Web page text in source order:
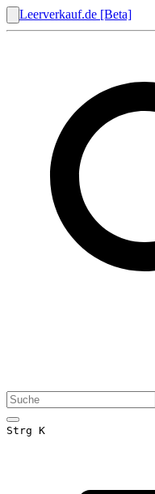
Leerverkauf.de [Beta]
Strg K